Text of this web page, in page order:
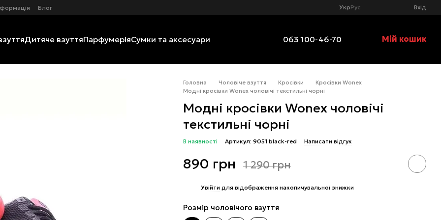
Блог УкрРус Вхід
Дитяче взуттяПарфумеріяСумки та аксесуари 063 100-46-70 Мій кошик
Головна Чоловіче взуття Кросівки
Кросівки Wonex
Модні кросівки Wonex чоловічі текстильні чорні
Модні кросівки Wonex чоловічі
текстильні чорні
В наявності Артикул: 9051 black-red Написати відгук
890 грн 1 290 грн
Увійти для відображення накопичувальної знижки
Розмір чоловічого взуття